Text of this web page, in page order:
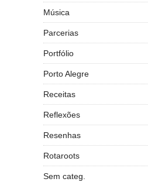
Música
Parcerias
Portfólio
Porto Alegre
Receitas
Reflexões
Resenhas
Rotaroots
Sem categ.